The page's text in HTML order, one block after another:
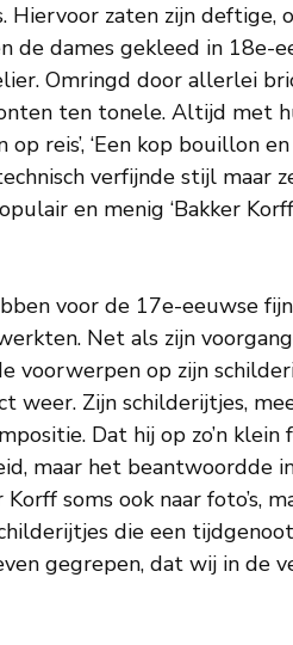
Hiervoor zaten zijn deftige,
de dames gekleed in 18e-
Omringd door allerlei
ten tonele. Altijd met
reis’, ‘Een kop bouillon en
verfijnde stijl maar
en menig ‘Bakker
voor de 17e-eeuwse
Net als zijn
voorwerpen op zijn
weer. Zijn schilderijtjes,
Dat hij op zo’n
maar het beantwoordde
soms ook naar foto’s,
die een tijdgenoot
gegrepen, dat wij in de